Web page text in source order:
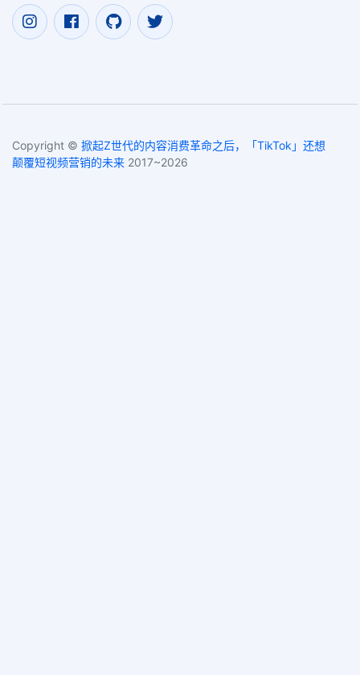
Copyright © 掀起Z世代的内容消费革命之后，「TikTok」还想
颠覆短视频营销的未来 2017~2026